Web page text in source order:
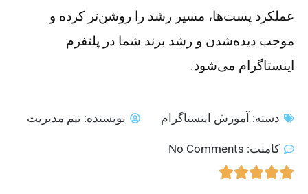
عملکرد پست‌ها، مسیر رشد را روشن‌تر کرده و
موجب دیده‌شدن و رشد برند شما در پلتفرم
اینستاگرام می‌شود.
دسته: آموزش اینستاگرام نویسنده: تیم مدیریت
کامنت: